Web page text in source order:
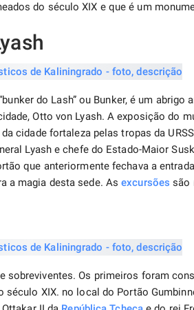
do século XIX e que é um
do Lash” ou Bunker, é um abrigo
Otto von Lyash. A exposição do
cidade fortaleza pelas tropas da
Lyash e chefe do Estado-Maior
que anteriormente fechava a
a magia desta sede. Asexcursões são
sobreviventes. Os primeiros foram
XIX. no local do Portão